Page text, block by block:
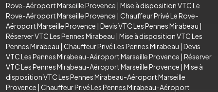
Rove-Aéroport Marseille Provence | Mise à disposition VTC Le
Rove-Aéroport Marseille Provence | Chauffeur Privé Le Rove-
Aéroport Marseille Provence | Devis VTC Les Pennes Mirabeau |
Réserver VTC Les Pennes Mirabeau | Mise à disposition VTC Les
Pennes Mirabeau | Chauffeur Privé Les Pennes Mirabeau | Devis
VTC Les Pennes Mirabeau-Aéroport Marseille Provence | Réserver
VTC Les Pennes Mirabeau-Aéroport Marseille Provence | Mise à
disposition VTC Les Pennes Mirabeau-Aéroport Marseille
Provence | Chauffeur Privé Les Pennes Mirabeau-Aéroport